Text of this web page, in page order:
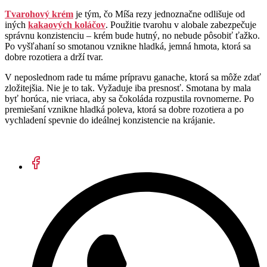
Tvarohový krém je tým, čo Míša rezy jednoznačne odlišuje od
iných kakaových koláčov. Použitie tvarohu v alobale zabezpečuje
správnu konzistenciu – krém bude hutný, no nebude pôsobiť ťažko.
Po vyšľahaní so smotanou vznikne hladká, jemná hmota, ktorá sa
dobre rozotiera a drží tvar.
V neposlednom rade tu máme prípravu ganache, ktorá sa môže zdať
zložitejšia. Nie je to tak. Vyžaduje iba presnosť. Smotana by mala
byť horúca, nie vriaca, aby sa čokoláda rozpustila rovnomerne. Po
premiešaní vznikne hladká poleva, ktorá sa dobre rozotiera a po
vychladení spevnie do ideálnej konzistencie na krájanie.